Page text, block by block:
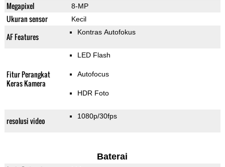
Megapixel 8-MP
Ukuran sensor Kecil
AF Features Kontras Autofokus
Fitur Perangkat
Keras Kamera
LED Flash
Autofocus
HDR Foto
resolusi video 1080p/30fps
Baterai